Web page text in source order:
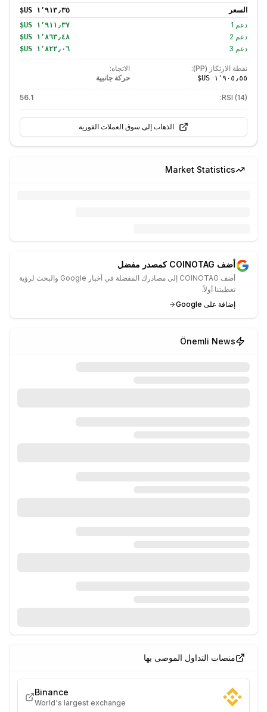
السعر
دعم 1
دعم 2
دعم 3
نقطة الارتكاز (PP):
الاتجاه:
حركة جانبية
RSI (14):
56.1
الذهاب إلى سوق العملات الفورية
Market Statistics
أضف COINOTAG كمصدر مفضل
أضف COINOTAG إلى مصادرك المفضلة في أخبار Google والبحث لرؤية
تغطيتنا أولاً.
إضافة على Google
Önemli News
منصات التداول الموصى بها
Binance
World's largest exchange